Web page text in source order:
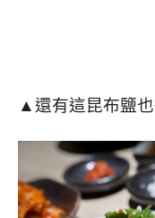
▲還有這昆布鹽